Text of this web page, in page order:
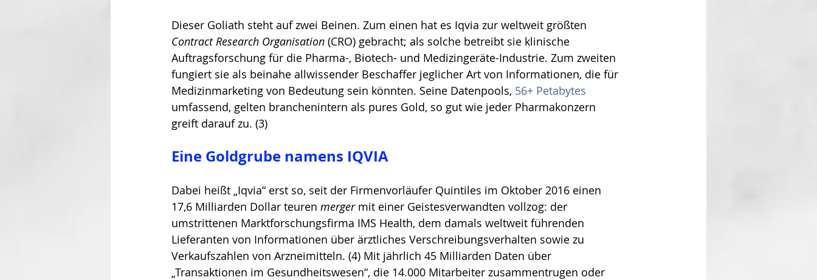
Dieser Goliath steht auf zwei Beinen. Zum einen hat es Iqvia zur weltweit größten
Contract Research Organisation (CRO) gebracht; als solche betreibt sie klinische
Auftragsforschung für die Pharma-, Biotech- und Medizingeräte-Industrie. Zum zweiten
fungiert sie als beinahe allwissender Beschaffer jeglicher Art von Informationen, die für
Medizinmarketing von Bedeutung sein könnten. Seine Datenpools, 56+ Petabytes
umfassend, gelten branchenintern als pures Gold, so gut wie jeder Pharmakonzern
greift darauf zu. (3)
Eine Goldgrube namens IQVIA
Dabei heißt „Iqvia“ erst so, seit der Firmenvorläufer Quintiles im Oktober 2016 einen
17,6 Milliarden Dollar teuren merger mit einer Geistesverwandten vollzog: der
umstrittenen Marktforschungsfirma IMS Health, dem damals weltweit führenden
Lieferanten von Informationen über ärztliches Verschreibungsverhalten sowie zu
Verkaufszahlen von Arzneimitteln. (4) Mit jährlich 45 Milliarden Daten über
„Transaktionen im Gesundheitswesen“, die 14.000 Mitarbeiter zusammentrugen oder